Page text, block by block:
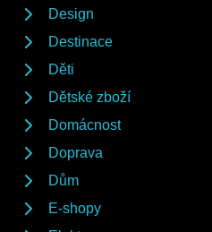
Design
Destinace
Děti
Dětské zboží
Domácnost
Doprava
Dům
E-shopy